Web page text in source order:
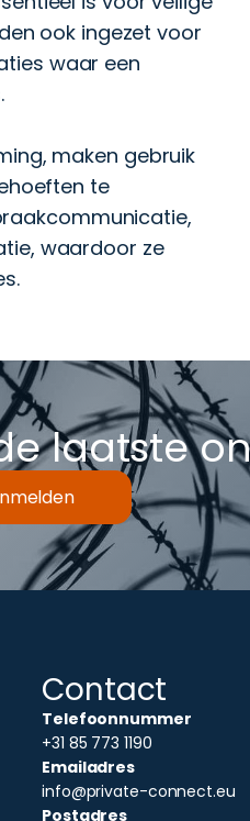
ook ingezet voor
waar een
maken gebruik
te
waardoor ze
laatste
Contact
Telefoonnummer
+31 85 773 1190
Emailadres
info@private-connect.eu
Postadres